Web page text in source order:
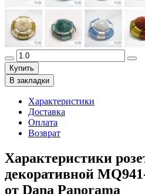
Купить
В закладки
Характеристики
Доставка
Оплата
Возврат
Характеристики
декоративной
от Dana Panorama